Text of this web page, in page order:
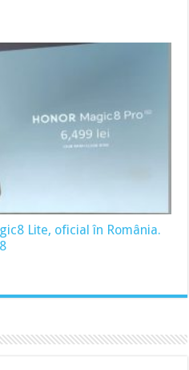
Lite, oficial în România.